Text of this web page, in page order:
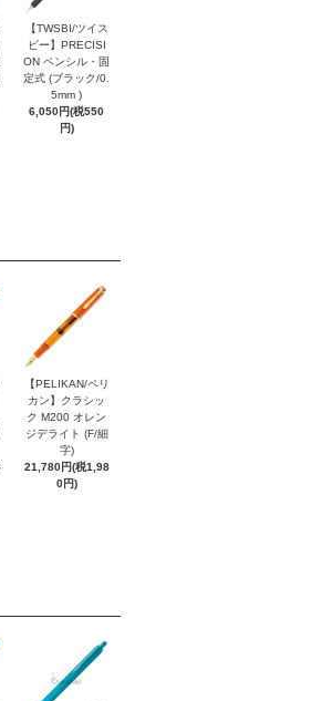
【TWSBI/ツイス
ビー】PRECISI
ON ペンシル・固
定式 (ブラック/0.
5mm )
6,050円(税550
円)
【PELIKAN/ペリ
カン】クラシッ
ク M200 オレン
ジデライト (F/細
字)
21,780円(税1,98
0円)